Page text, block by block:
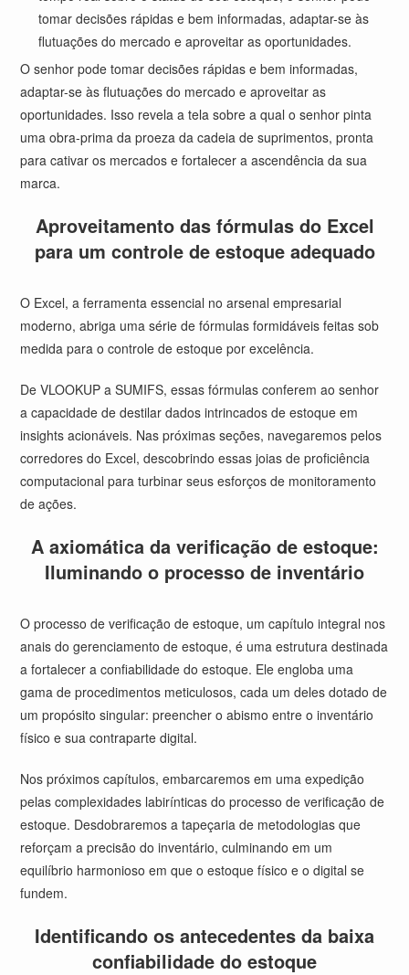
tomar decisões rápidas e bem informadas, adaptar-se às
flutuações do mercado e aproveitar as oportunidades.
O senhor pode tomar decisões rápidas e bem informadas,
adaptar-se às flutuações do mercado e aproveitar as
oportunidades. Isso revela a tela sobre a qual o senhor pinta
uma obra-prima da proeza da cadeia de suprimentos, pronta
para cativar os mercados e fortalecer a ascendência da sua
marca.
Aproveitamento das fórmulas do Excel
para um controle de estoque adequado
O Excel, a ferramenta essencial no arsenal empresarial
moderno, abriga uma série de fórmulas formidáveis feitas sob
medida para o controle de estoque por excelência.
De VLOOKUP a SUMIFS, essas fórmulas conferem ao senhor
a capacidade de destilar dados intrincados de estoque em
insights acionáveis. Nas próximas seções, navegaremos pelos
corredores do Excel, descobrindo essas joias de proficiência
computacional para turbinar seus esforços de monitoramento
de ações.
A axiomática da verificação de estoque:
Iluminando o processo de inventário
O processo de verificação de estoque, um capítulo integral nos
anais do gerenciamento de estoque, é uma estrutura destinada
a fortalecer a confiabilidade do estoque. Ele engloba uma
gama de procedimentos meticulosos, cada um deles dotado de
um propósito singular: preencher o abismo entre o inventário
físico e sua contraparte digital.
Nos próximos capítulos, embarcaremos em uma expedição
pelas complexidades labirínticas do processo de verificação de
estoque. Desdobraremos a tapeçaria de metodologias que
reforçam a precisão do inventário, culminando em um
equilíbrio harmonioso em que o estoque físico e o digital se
fundem.
Identificando os antecedentes da baixa
confiabilidade do estoque